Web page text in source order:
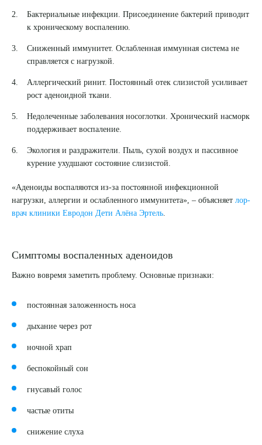
Бактериальные инфекции. Присоединение бактерий приводит
к хроническому воспалению.
Сниженный иммунитет. Ослабленная иммунная система не
справляется с нагрузкой.
Аллергический ринит. Постоянный отек слизистой усиливает
рост аденоидной ткани.
Недолеченные заболевания носоглотки. Хронический насморк
поддерживает воспаление.
Экология и раздражители. Пыль, сухой воздух и пассивное
курение ухудшают состояние слизистой.
«Аденоиды воспаляются из-за постоянной инфекционной
нагрузки, аллергии и ослабленного иммунитета», – объясняет лор-
врач клиники Евродон Дети Алёна Эртель
Симптомы воспаленных аденоидов
Важно вовремя заметить проблему. Основные признаки:
постоянная заложенность носа
дыхание через рот
ночной храп
беспокойный сон
гнусавый голос
частые отиты
снижение слуха